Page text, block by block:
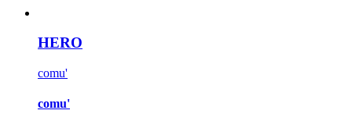
HERO
comu'
comu'